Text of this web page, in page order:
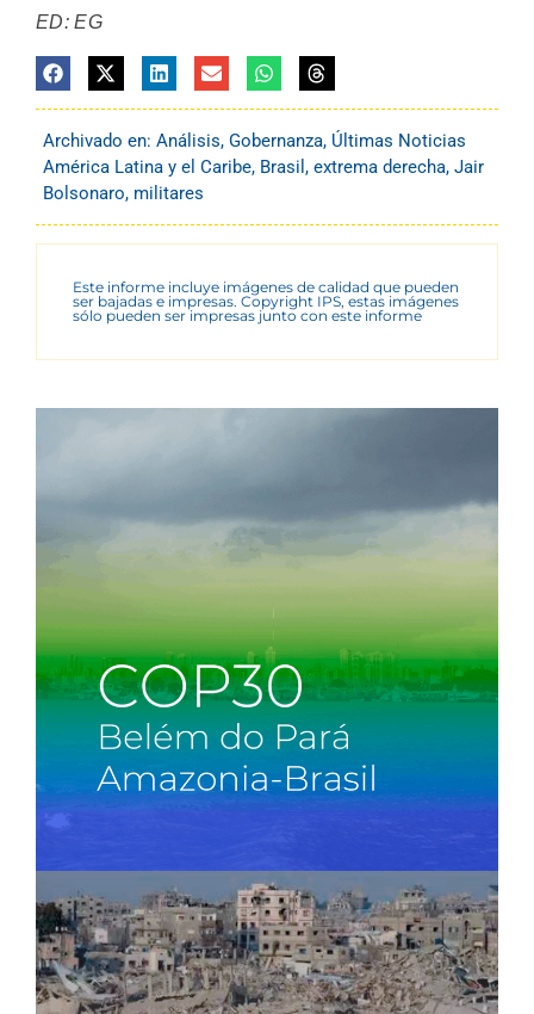
ED: EG
Archivado en: Análisis, Gobernanza, Últimas Noticias
América Latina y el Caribe, Brasil , extrema derecha, Jair
Bolsonaro, militares
Este informe incluye imágenes de calidad que pueden
ser bajadas e impresas. Copyright IPS, estas imágenes
sólo pueden ser impresas junto con este informe